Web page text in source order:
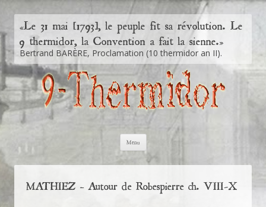
«Le 31 mai [1793], le peuple fit sa révolution. Le
9 thermidor, la Convention a fait la sienne.»
Bertrand BARÈRE, Proclamation (10 thermidor an II).
Menu
Aller au contenu principal
MATHIEZ – Autour de Robespierre ch. VIII-X